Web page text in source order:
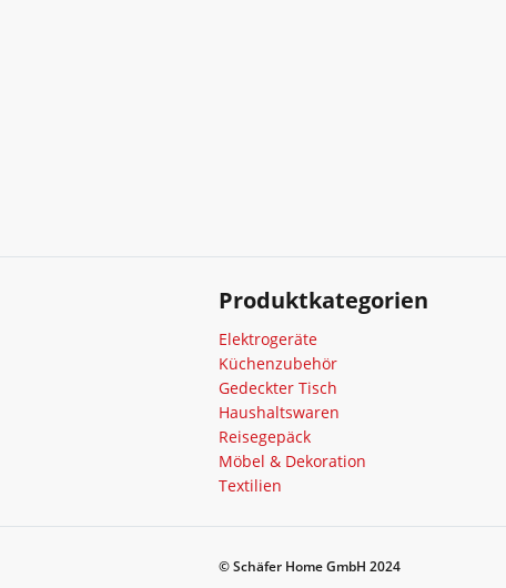
Produktkategorien
Elektrogeräte
Küchenzubehör
Gedeckter Tisch
Haushaltswaren
Reisegepäck
Möbel & Dekoration
Textilien
© Schäfer Home GmbH 2024